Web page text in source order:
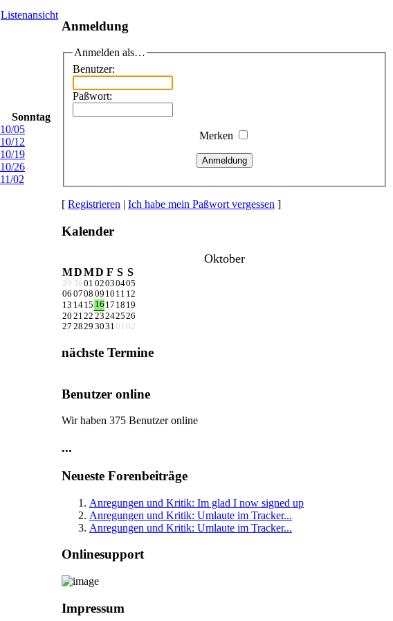
Listenansicht
Sonntag
10/05
10/12
10/19
10/26
11/02
Anmeldung
Anmelden als…
Benutzer:
Paßwort:
Merken
Anmeldung
[ Registrieren | Ich habe mein Paßwort vergessen ]
Kalender
Oktober
MDMD F S S
29 3001 02030405
06 0708 09 10 11 12
13 1415 16 17 18 19
20 2122 23242526
27 2829 3031 01 02
nächste Termine
Benutzer online
Wir haben 375 Benutzer online
...
Neueste Forenbeiträge
Anregungen und Kritik: Im glad I now signed up
Anregungen und Kritik: Umlaute im Tracker...
Anregungen und Kritik: Umlaute im Tracker...
Onlinesupport
Impressum